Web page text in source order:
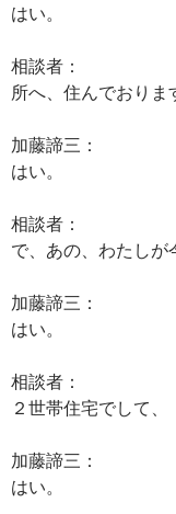
はい。
相談者：
所へ、住んでおりま
加藤諦三：
はい。
相談者：
で、あの、わたしが
加藤諦三：
はい。
相談者：
２世帯住宅でして、
加藤諦三：
はい。